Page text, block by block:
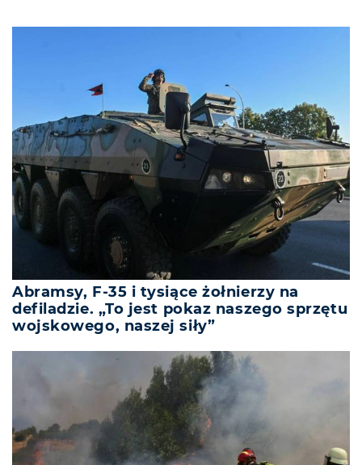
Abramsy, F-35 i tysiące żołnierzy na
defiladzie. „To jest pokaz naszego sprzętu
wojskowego, naszej siły”